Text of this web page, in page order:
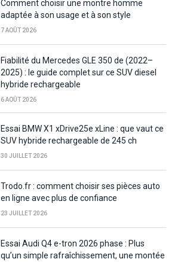
Comment choisir une montre homme
adaptée à son usage et à son style
7 AOÛT 2026
Fiabilité du Mercedes GLE 350 de (2022–
2025) : le guide complet sur ce SUV diesel
hybride rechargeable
6 AOÛT 2026
Essai BMW X1 xDrive25e xLine : que vaut ce
SUV hybride rechargeable de 245 ch
30 JUILLET 2026
Trodo.fr : comment choisir ses pièces auto
en ligne avec plus de confiance
23 JUILLET 2026
Essai Audi Q4 e-tron 2026 phase : Plus
qu’un simple rafraîchissement, une montée